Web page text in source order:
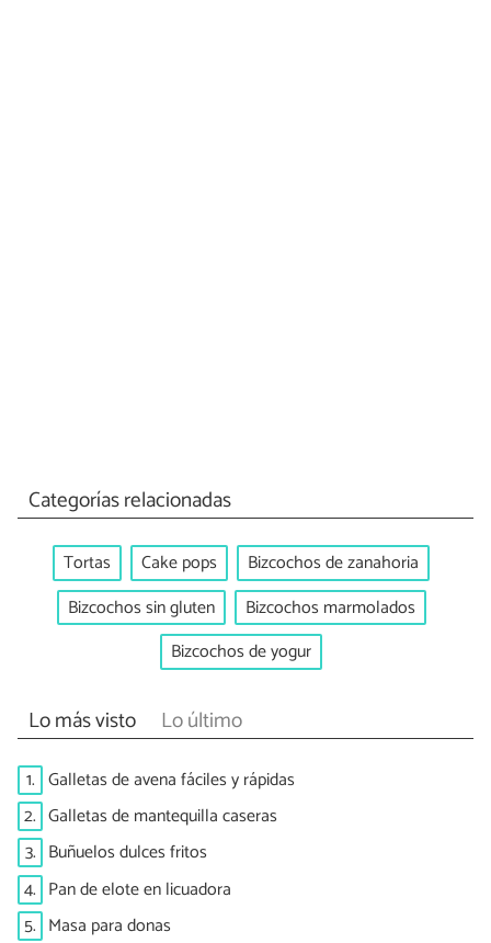
Categorías relacionadas
Tortas Cake pops
Bizcochos de zanahoria
Bizcochos sin gluten
Bizcochos marmolados
Bizcochos de yogur
Lo más visto Lo último
1. Galletas de avena fáciles y rápidas
2. Galletas de mantequilla caseras
3. Buñuelos dulces fritos
4. Pan de elote en licuadora
5. Masa para donas